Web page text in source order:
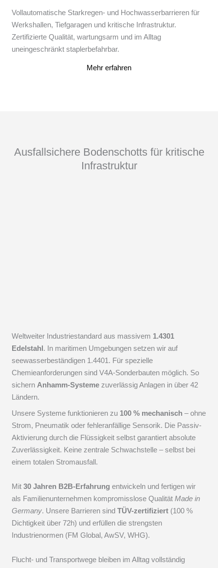
Vollautomatische Starkregen- und Hochwasserbarrieren für
Werkshallen, Tiefgaragen und kritische Infrastruktur.
Zertifizierte Qualität, wartungsarm und im Alltag
uneingeschränkt staplerbefahrbar.
Mehr erfahren
Ausfallsichere Bodenschotts für kritische
Infrastruktur
Weltweiter Industriestandard aus massivem 1.4301
Edelstahl . In maritimen Umgebungen setzen wir auf
seewasserbeständigen 1.4401. Für spezielle
Chemieanforderungen sind V4A-Sonderbauten möglich. So
sichern Anhamm-Systeme zuverlässig Anlagen in über 42
Ländern.
Unsere Systeme funktionieren zu 100 % mechanisch – ohne
Strom, Pneumatik oder fehleranfällige Sensorik. Die Passiv-
Aktivierung durch die Flüssigkeit selbst garantiert absolute
Zuverlässigkeit. Keine zentrale Schwachstelle – selbst bei
einem totalen Stromausfall.
Mit 30 Jahren B2B-Erfahrung entwickeln und fertigen wir
als Familienunternehmen kompromisslose Qualität Made in
Germany. Unsere Barrieren sind TÜV-zertifiziert (100 %
Dichtigkeit über 72h) und erfüllen die strengsten
Industrienormen (FM Global, AwSV, WHG).
Flucht- und Transportwege bleiben im Alltag vollständig